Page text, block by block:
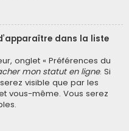
dans la liste
onglet « Préférences du
mon statut en ligne. Si
visible que par les
vous-même. Vous serez